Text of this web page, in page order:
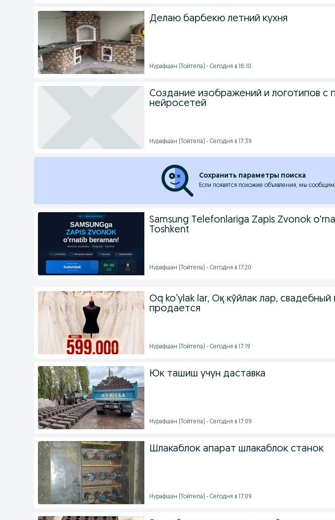
Делаю барбекю летний кухня
Нурафшан (Тойтепа) - Сегодня в 18:10
Создание изображений и логотипов
нейросетей
Нурафшан (Тойтепа) - Сегодня в 17:39
Сохранить параметры поиска
Если появятся похожие объявления, мы сообщим.
Samsung Telefonlariga Zapis Zvonok
Toshkent
Нурафшан (Тойтепа) - Сегодня в 17:20
Oq ko’ylak lar, Оқ кўйлак лар, свадебный
продается
Нурафшан (Тойтепа) - Сегодня в 17:19
Юк ташиш учун даставка
Нурафшан (Тойтепа) - Сегодня в 17:09
Шлакаблок апарат шлакаблок станок
Нурафшан (Тойтепа) - Сегодня в 17:09